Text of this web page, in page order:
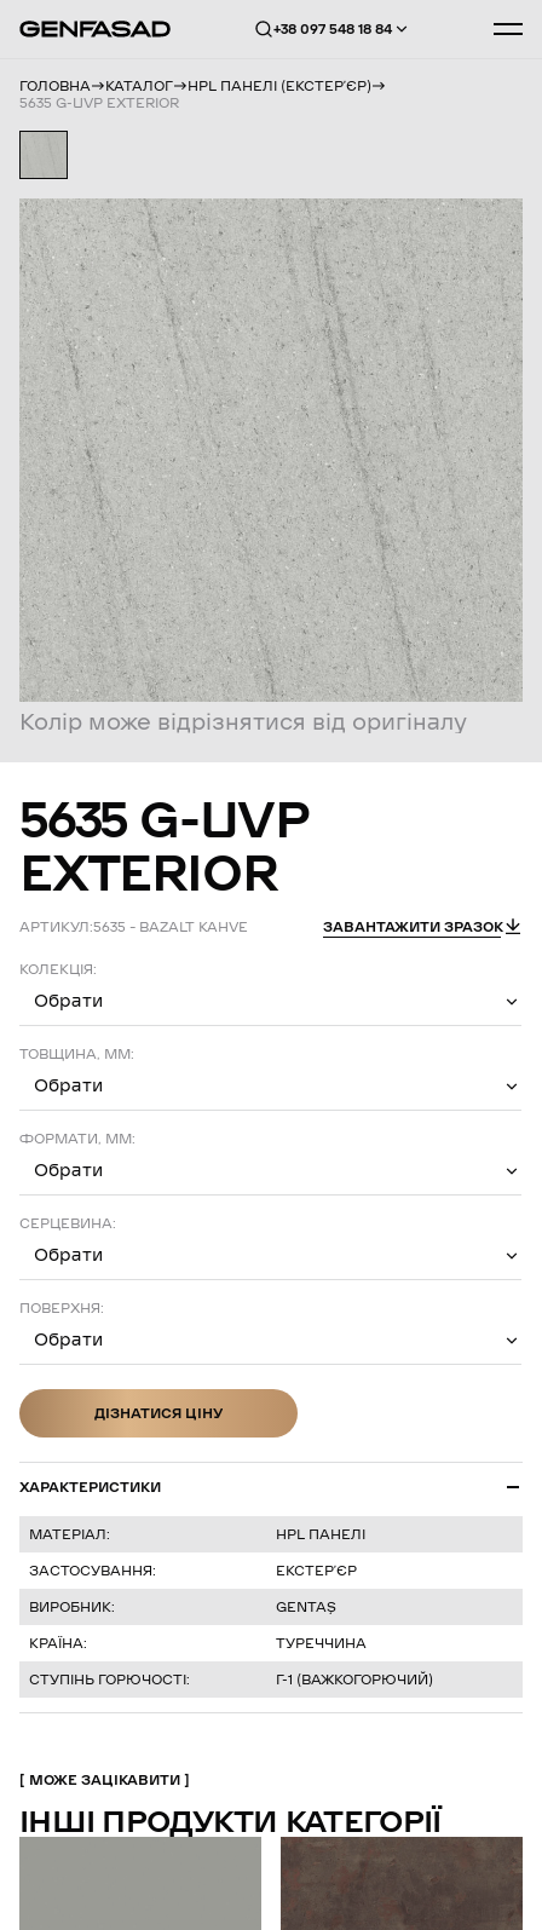
+38 097 548 18 84
ГОЛОВНА КАТАЛОГ
HPL ПАНЕЛІ (ЕКСТЕРʼЄР)
5635 G-UVP EXTERIOR
Колір може відрізнятися від оригіналу
5635 G-UVP
EXTERIOR
АРТИКУЛ:5635 – BAZALT KAHVE ЗАВАНТАЖИТИ ЗРАЗОК
КОЛЕКЦІЯ:
Обрати
ТОВЩИНА, ММ:
Обрати
ФОРМАТИ, ММ:
Обрати
СЕРЦЕВИНА:
Обрати
ПОВЕРХНЯ:
Обрати
ДІЗНАТИСЯ ЦІНУ
ХАРАКТЕРИСТИКИ
МАТЕРІАЛ:
HPL ПАНЕЛІ
ЗАСТОСУВАННЯ:
ЕКСТЕРʼЄР
ВИРОБНИК:
GENTAŞ
КРАЇНА:
ТУРЕЧЧИНА
СТУПІНЬ ГОРЮЧОСТІ:
Г-1 (ВАЖКОГОРЮЧИЙ)
МОЖЕ ЗАЦІКАВИТИ
ІНШІ ПРОДУКТИ КАТЕГОРІЇ